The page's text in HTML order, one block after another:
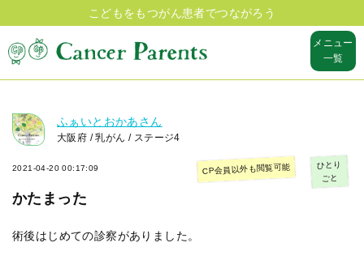
こどもをもつがん患者でつながろう
メニュー
一覧
ふぁいとおかあさん
大阪府 / 乳がん / ステージ4
2021-04-20 00:17:09
かたまった
CP会員以外も閲覧可能 ひとり
ごと
術後はじめての診察がありました。